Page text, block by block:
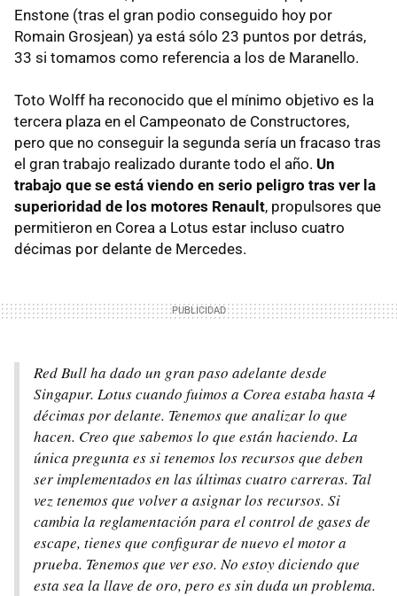
Enstone (tras el gran podio conseguido hoy por
Romain Grosjean) ya está sólo 23 puntos por detrás,
33 si tomamos como referencia a los de Maranello.
Toto Wolff ha reconocido que el mínimo objetivo es la
tercera plaza en el Campeonato de Constructores,
pero que no conseguir la segunda sería un fracaso tras
el gran trabajo realizado durante todo el año. Un
trabajo que se está viendo en serio peligro tras ver la
superioridad de los motores Renault, propulsores que
permitieron en Corea a Lotus estar incluso cuatro
décimas por delante de Mercedes.
Red Bull ha dado un gran paso adelante desde
Singapur. Lotus cuando fuimos a Corea estaba hasta 4
décimas por delante. Tenemos que analizar lo que
hacen. Creo que sabemos lo que están haciendo. La
única pregunta es si tenemos los recursos que deben
ser implementados en las últimas cuatro carreras. Tal
vez tenemos que volver a asignar los recursos. Si
cambia la reglamentación para el control de gases de
escape, tienes que configurar de nuevo el motor a
prueba. Tenemos que ver eso. No estoy diciendo que
esta sea la llave de oro, pero es sin duda un problema.